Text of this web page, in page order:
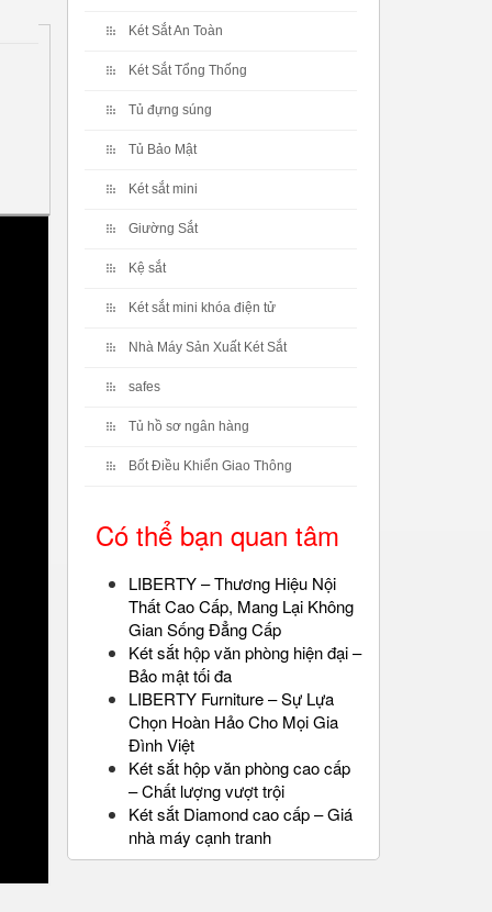
Két Sắt An Toàn
Két Sắt Tổng Thống
Tủ đựng súng
Tủ Bảo Mật
Két sắt mini
Giường Sắt
Kệ sắt
Két sắt mini khóa điện tử
Nhà Máy Sản Xuất Két Sắt
safes
Tủ hồ sơ ngân hàng
Bốt Điều Khiển Giao Thông
Có thể bạn quan tâm
LIBERTY – Thương Hiệu Nội
Thất Cao Cấp, Mang Lại Không
Gian Sống Đẳng Cấp
Két sắt hộp văn phòng hiện đại –
Bảo mật tối đa
LIBERTY Furniture – Sự Lựa
Chọn Hoàn Hảo Cho Mọi Gia
Đình Việt
Két sắt hộp văn phòng cao cấp
– Chất lượng vượt trội
Két sắt Diamond cao cấp – Giá
nhà máy cạnh tranh